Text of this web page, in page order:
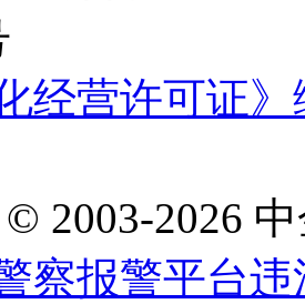
经营许可证
2003-2026
察报警平台违